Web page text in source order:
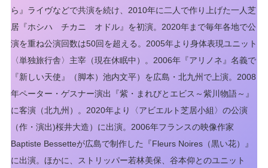
ら』ライヴなどで共演を続け、2010年に二人で作り上げた一人芝
居『ホシハ チカニ オドル』を初演。2020年まで毎年各地で公
演を重ね公演回数は50回を超える。2005年より身体表現ユニット
〈単独旅行舎〉主宰（現在休眠中）。2006年『アリノネ』名義で
『新しい天使』（脚本）池内文平）を広島・北九州で上演。2008
年ペーター・ゲスナー演出『紫・まれびとエビス～紫川物語～』
に客演（北九州）。2020年より〈アビエルト芝居小組〉の公演
（作・演出)桜井大造）に出演。2006年フランスの映像作家
Baptiste Bessetteが広島で制作した『Fleurs Noires（黒い花）』
に出演。ほかに、ストリッパー若林美保、谷本仰とのユニット